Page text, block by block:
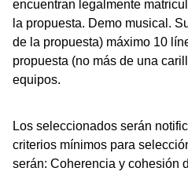
encuentran legalmente
la propuesta. Demo musical.
de la propuesta) máximo 10
propuesta (no más de una
equipos.
Los seleccionados serán
criterios mínimos para
serán: Coherencia y cohesión